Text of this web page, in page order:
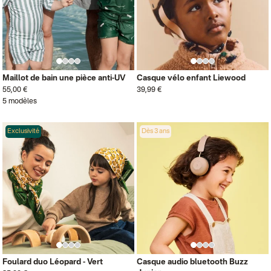
Maillot de bain une pièce anti-UV
55,00 €
5 modèles
Casque vélo enfant Liewood
39,99 €
Exclusivité
Foulard duo Léopard - Vert
Dès 3 ans
Casque audio bluetooth Buzz